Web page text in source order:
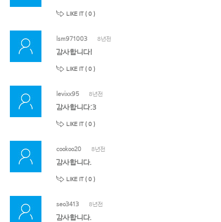
LIKE IT ( 0 )
lsm971003 8년전
감사합니다!
LIKE IT ( 0 )
levixx95 8년전
감사합니다:3
LIKE IT ( 0 )
cookoo20 8년전
감사합니다.
LIKE IT ( 0 )
seo3413 8년전
감사합니다.